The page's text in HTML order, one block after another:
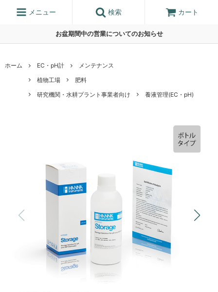
お盆期間中の営業についてのお知らせ
メニュー 検索 カート
ホーム EC・pH計
メンテナンス
植物工場
肥料
研究機関・水耕プラント事業者向け
養液管理(EC・pH)